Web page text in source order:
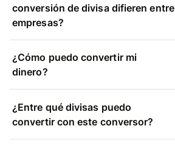
conversión de divisa difieren entre
empresas?
¿Cómo puedo convertir mi
dinero?
¿Entre qué divisas puedo
convertir con este conversor?